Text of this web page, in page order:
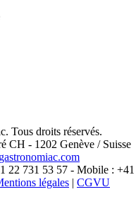
X
Tous droits réservés.
CH - 1202 Genève / Suisse
22 731 53 57 - Mobile :
légales | CGVU